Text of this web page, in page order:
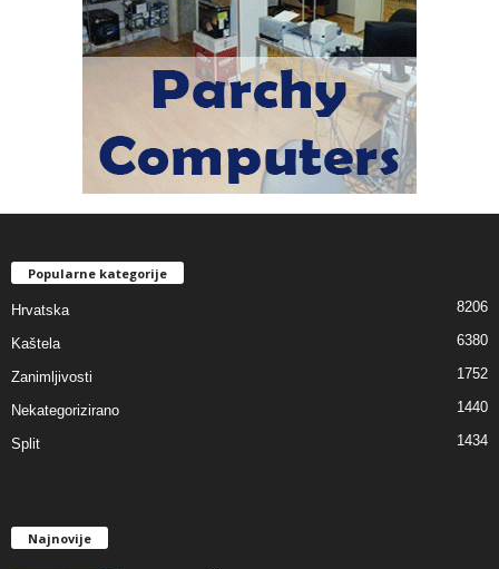
Popularne kategorije
Hrvatska 8206
Kaštela 6380
Zanimljivosti 1752
Nekategorizirano 1440
Split 1434
Najnovije